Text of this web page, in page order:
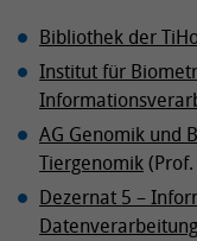
Bibliothek der
Institut für
AG Genomik und
Tiergenomik(Prof.
Dezernat 5 –